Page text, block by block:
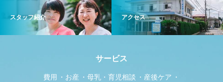
スタッフ紹介 アクセス
サービス
費用 お産 母乳・育児相談
産後ケア